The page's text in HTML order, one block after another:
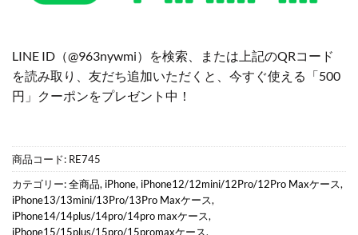
LINE ID（@963nywmi）を検索、または上記のQRコード
を読み取り、友だち追加いただくと、今すぐ使える「500
円」クーポンをプレゼント中！
商品コード: RE745
カテゴリー:全商品, iPhone, iPhone12/12mini/12Pro/12Pro Maxケース,
iPhone13/13mini/13Pro/13Pro Maxケース,
iPhone14/14plus/14pro/14pro maxケース,
iPhone15/15plus/15pro/15promaxケース,